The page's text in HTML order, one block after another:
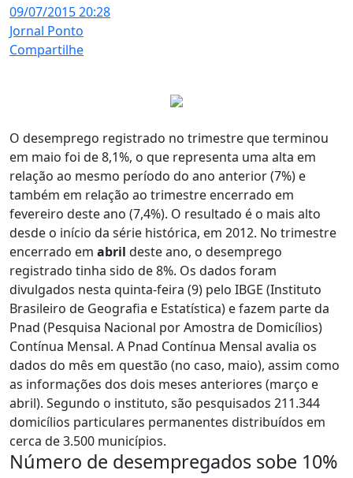
09/07/2015 20:28
Jornal Ponto
Compartilhe
O desemprego registrado no trimestre que terminou
em maio foi de 8,1%, o que representa uma alta em
relação ao mesmo período do ano anterior (7%) e
também em relação ao trimestre encerrado em
fevereiro deste ano (7,4%). O resultado é o mais alto
desde o início da série histórica, em 2012. No trimestre
encerrado em abril deste ano, o desemprego
registrado tinha sido de 8%. Os dados foram
divulgados nesta quinta-feira (9) pelo IBGE (Instituto
Brasileiro de Geografia e Estatística) e fazem parte da
Pnad (Pesquisa Nacional por Amostra de Domicílios)
Contínua Mensal. A Pnad Contínua Mensal avalia os
dados do mês em questão (no caso, maio), assim como
as informações dos dois meses anteriores (março e
abril). Segundo o instituto, são pesquisados 211.344
domicílios particulares permanentes distribuídos em
cerca de 3.500 municípios.
Número de desempregados sobe 10%